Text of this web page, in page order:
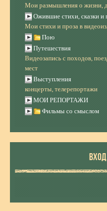
Мои размышления о жизни,
Ожившие стихи, сказки и
Мои стихи и проза в
Пою
Путешествия
Видеозапись с походов,
мест
Выступления
концерты, телерепортажи
МОИ РЕПОРТАЖИ
Фильмы со смыслом